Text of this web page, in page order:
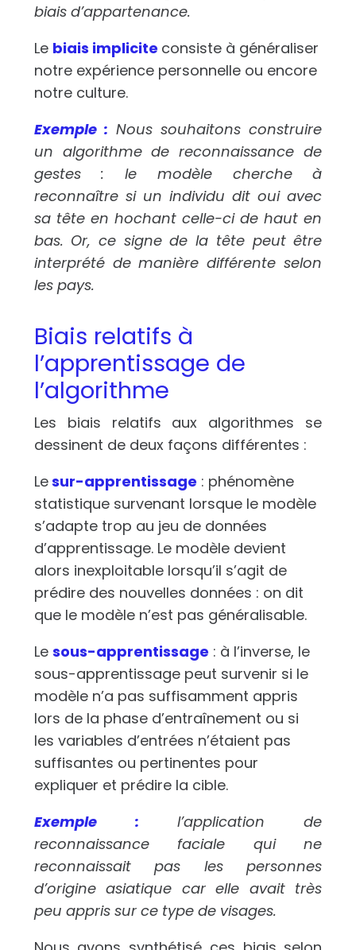
biais d’appartenance.
Le biais implicite consiste à généraliser
notre expérience personnelle ou encore
notre culture.
Exemple : Nous souhaitons construire
un algorithme de reconnaissance de
gestes : le modèle cherche à
reconnaître si un individu dit oui avec
sa tête en hochant celle-ci de haut en
bas. Or, ce signe de la tête peut être
interprété de manière différente selon
les pays.
Biais relatifs à
l’apprentissage de
l’algorithme
Les biais relatifs aux algorithmes se
dessinent de deux façons différentes :
Lesur-apprentissage : phénomène
statistique survenant lorsque le modèle
s’adapte trop au jeu de données
d’apprentissage. Le modèle devient
alors inexploitable lorsqu’il s’agit de
prédire des nouvelles données : on dit
que le modèle n’est pas généralisable.
Le sous-apprentissage : à l’inverse, le
sous-apprentissage peut survenir si le
modèle n’a pas suffisamment appris
lors de la phase d’entraînement ou si
les variables d’entrées n’étaient pas
suffisantes ou pertinentes pour
expliquer et prédire la cible.
Exemple : l’application de
reconnaissance faciale qui ne
reconnaissait pas les personnes
d’origine asiatique car elle avait très
peu appris sur ce type de visages.